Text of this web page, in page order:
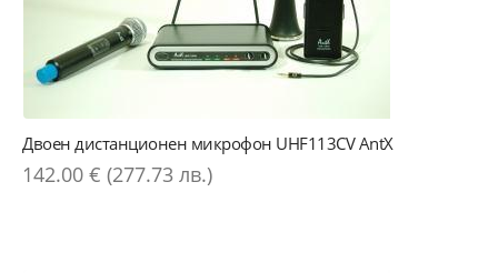
Двоен дистанционен микрофон UHF113CV AntX
142.00 € (277.73 лв.)